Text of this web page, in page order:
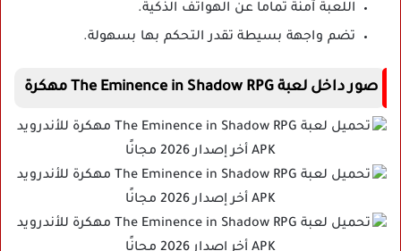
اللعبة آمنة تماما عن الهواتف الذكية.
تضم واجهة بسيطة تقدر التحكم بها بسهولة.
صور داخل لعبة The Eminence in Shadow RPG مهكرة